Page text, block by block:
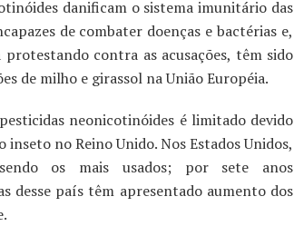
danificam o sistema imunitário das
de combater doenças e bactérias e,
protestando contra as acusações, têm sido
de milho e girassol na União Européia.
neonicotinóides é limitado devido
inseto no Reino Unido. Nos Estados Unidos,
os mais usados; por sete anos
desse país têm apresentado aumento dos